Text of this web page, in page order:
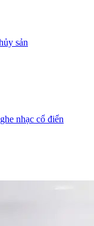
sản
nhạc cổ điển